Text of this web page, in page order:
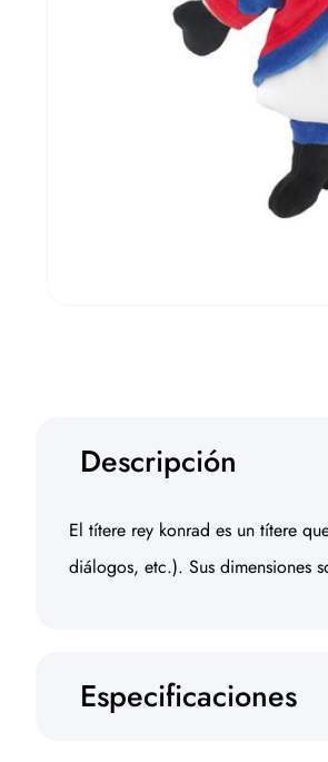
Descripción
El títere rey konrad es un títere
diálogos, etc.). Sus dimensiones
Especificaciones